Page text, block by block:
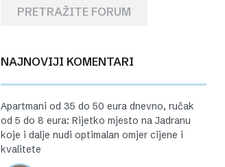
PRETRAŽITE FORUM
NAJNOVIJI KOMENTARI
Apartmani od 35 do 50 eura dnevno, ručak
od 5 do 8 eura: Rijetko mjesto na Jadranu
koje i dalje nudi optimalan omjer cijene i
kvalitete